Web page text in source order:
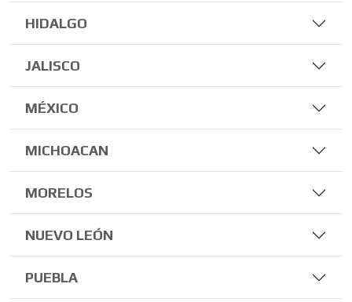
HIDALGO
JALISCO
MÉXICO
MICHOACAN
MORELOS
NUEVO LEÓN
PUEBLA